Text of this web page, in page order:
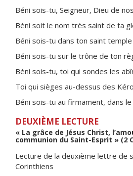
Béni sois-tu, Seigneur, Dieu de
Béni soit le nom très saint de ta
Béni sois-tu dans ton saint
Béni sois-tu sur le trône de ton
Béni sois-tu, toi qui sondes les
Toi qui sièges au-dessus des
Béni sois-tu au firmament, dans le
DEUXIÈME LECTURE
« La grâce de Jésus Christ,
communion du Saint-Esprit » (2
Lecture de la deuxième lettre de
Corinthiens